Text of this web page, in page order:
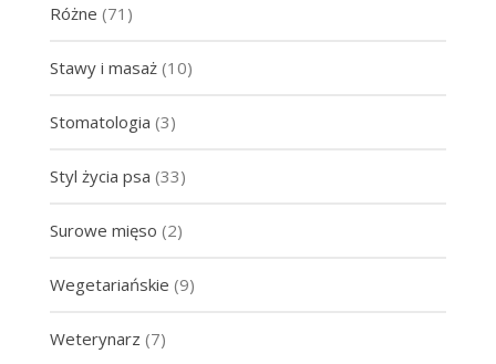
Różne (71)
Stawy i masaż(10)
Stomatologia (3)
Styl życia psa (33)
Surowe mięso (2)
Wegetariańskie (9)
Weterynarz (7)